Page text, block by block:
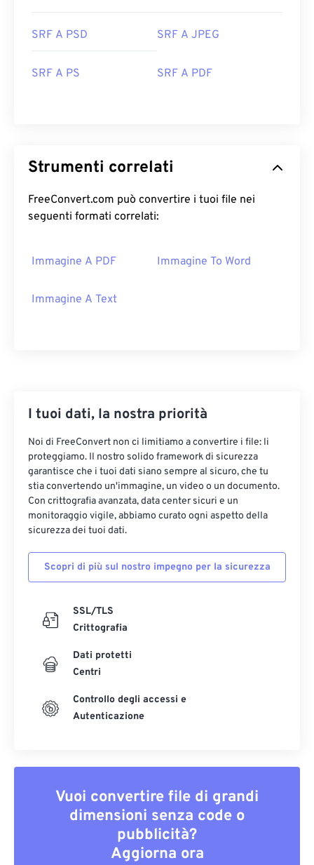
SRF A PSD SRF A JPEG
SRF A PS SRF A PDF
Strumenti correlati
FreeConvert.com può convertire i tuoi file nei
seguenti formati correlati:
Immagine A PDF Immagine To Word
Immagine A Text
I tuoi dati, la nostra priorità
Noi di FreeConvert non ci limitiamo a convertire i file: li
proteggiamo. Il nostro solido framework di sicurezza
garantisce che i tuoi dati siano sempre al sicuro, che tu
stia convertendo un'immagine, un video o un documento.
Con crittografia avanzata, data center sicuri e un
monitoraggio vigile, abbiamo curato ogni aspetto della
sicurezza dei tuoi dati.
Scopri di più sul nostro impegno per la sicurezza
SSL/TLS
Crittografia
Dati protetti
Centri
Controllo degli accessi e
Autenticazione
Vuoi convertire file di grandi
dimensioni senza code o
pubblicità?
Aggiorna ora